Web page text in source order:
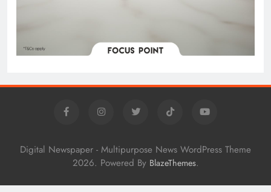
Digital Newspaper - Multipurpose News WordPress Theme
2026. Powered By BlazeThemes.